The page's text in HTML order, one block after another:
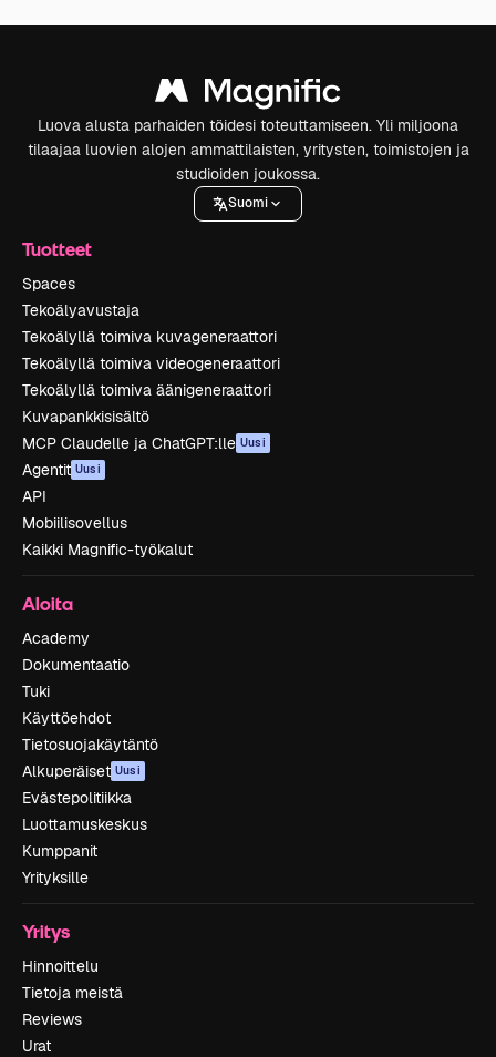
Luova alusta parhaiden töidesi toteuttamiseen. Yli miljoona
tilaajaa luovien alojen ammattilaisten, yritysten, toimistojen ja
studioiden joukossa.
Suomi
Tuotteet
Spaces
Tekoälyavustaja
Tekoälyllä toimiva kuvageneraattori
Tekoälyllä toimiva videogeneraattori
Tekoälyllä toimiva äänigeneraattori
Kuvapankkisisältö
MCP Claudelle ja ChatGPT:lle Uusi
Agentit Uusi
API
Mobiilisovellus
Kaikki Magnific-työkalut
Aloita
Academy
Dokumentaatio
Tuki
Käyttöehdot
Tietosuojakäytäntö
Alkuperäiset Uusi
Evästepolitiikka
Luottamuskeskus
Kumppanit
Yrityksille
Yritys
Hinnoittelu
Tietoja meistä
Reviews
Urat